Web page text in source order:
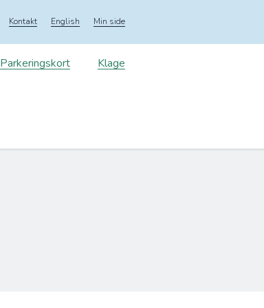
Kontakt English Min side
Parkeringskort Klage